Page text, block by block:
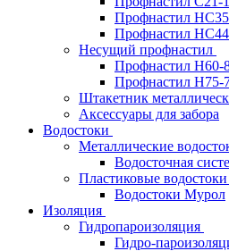
Профнастил
Профнастил
Несущий профнастил
Профнастил Н60-
Профнастил H75-
Штакетник
Аксессуары для забора
Водостоки
Металлические
Водосточная
Пластиковые водостоки
Водостоки Мурол
Изоляция
Гидропароизоляция
Гидро-